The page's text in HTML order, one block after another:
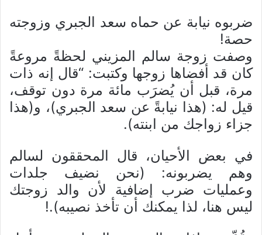
ضربوه نيابة عن حماه سعد الجبري وزوجته
حصة!
وصفت زوجة سالم المزيني لحظةً مروعةً
كان قد أفضاها زوجها وكتبت: “قال إنه ذات
مرة، قبل أن يُضرَب مائة مرة دون توقف،
قيل له: (هذا نيابةً عن سعد الجبري)، و(هذا
جزاء زواجك من ابنته).
في بعض الأحيان، قال المحققون لسالم
وهم يضربونه: (نحن نضيف جلدات
وعمليات ضرب إضافية لأن والد زوجتك
ليس هنا، لذا يمكنك أن تأخذ نصيبه).!